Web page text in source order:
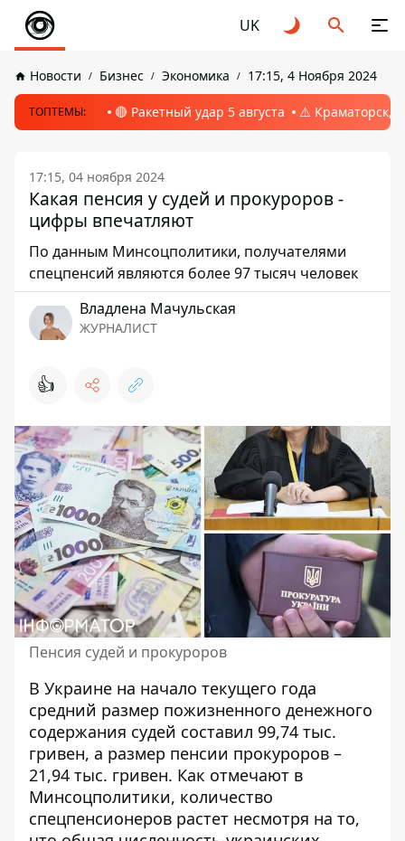
UK
Новости Бизнес Экономика 17:15, 4 Ноября 2024
ТОПТЕМЫ: 🔴 Ракетный удар 5 августа ⚠️ Краматорск,
17:15, 04 ноября 2024
Какая пенсия у судей и прокуроров -
цифры впечатляют
По данным Минсоцполитики, получателями
спецпенсий являются более 97 тысяч человек
Владлена Мачульская
ЖУРНАЛИСТ
👍
Пенсия судей и прокуроров
В Украине на начало текущего года
средний размер пожизненного денежного
содержания судей составил 99,74 тыс.
гривен, а размер пенсии прокуроров –
21,94 тыс. гривен. Как отмечают в
Минсоцполитики, количество
спецпенсионеров растет несмотря на то,